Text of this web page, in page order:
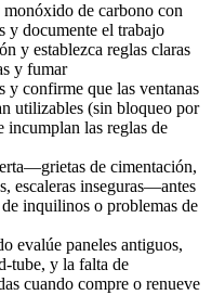
de carbono con
y documente el trabajo
y establezca reglas claras
y fumar
y confirme que las ventanas
utilizables (sin bloqueo por
incumplan las reglas de
de cimentación,
escaleras inseguras—antes
inquilinos o problemas de
evalúe paneles antiguos,
tube, y la falta de
cuando compre o renueve